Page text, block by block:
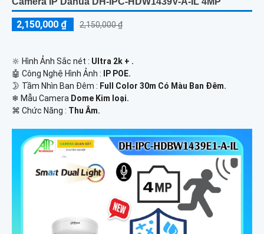
2,150,000 ₫ 2,150,000 ₫
🔆 Hình Ảnh Sắc nét : Ultra 2k + .
🤖️ Công Nghệ Hình Ảnh :
IP POE.
🌛 Tầm Nhìn Ban Đêm : Full Color 30m Có Màu Ban Ðêm.
❄ Mẫu Camera Dome Kim loại.
️⌘ Chức Năng : Thu Âm.